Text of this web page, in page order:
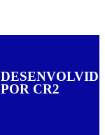
POR CR2